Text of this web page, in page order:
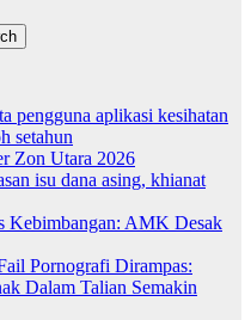
pengguna aplikasi kesihatan
setahun
Zon Utara 2026
isu dana asing, khianat
Kebimbangan: AMK Desak
Pornografi Dirampas:
Dalam Talian Semakin